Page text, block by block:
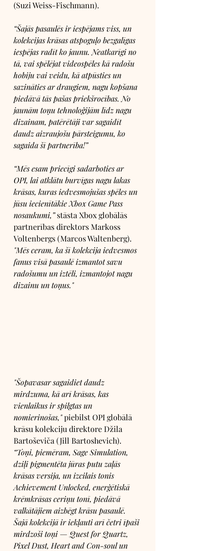
(Suzi Weiss-Fischmann).
“Šajās pasaulēs ir iespējams viss, un
kolekcijas krāsas atspoguļo bezgalīgas
iespējas radīt ko jaunu. Neatkarīgi no
tā, vai spēlējat videospēles kā radošu
hobiju vai veidu, kā atpūsties un
sazināties ar draugiem, nagu kopšana
piedāvā tās pašas priekšrocības. No
jaunām toņu tehnoloģijām līdz nagu
dizainam, patērētāji var sagaidīt
daudz aizraujošu pārsteigumu, ko
sagaida šī partnerība!”
“Mēs esam priecīgi sadarboties ar
OPI, lai atklātu burvīgas nagu lakas
krāsas, kuras iedvesmojušas spēles un
jūsu iecienītākie Xbox Game Pass
nosaukumi,” stāsta Xbox globālās
partnerības direktors Markoss
Voltenbergs (Marcos Waltenberg).
"Mēs ceram, ka šī kolekcija iedvesmos
fanus visā pasaulē izmantot savu
radošumu un iztēli, izmantojot nagu
dizainu un toņus."
"Šopavasar sagaidiet daudz
mirdzuma, kā arī krāsas, kas
vienlaikus ir spilgtas un
nomierinošas," piebilst OPI globālā
krāsu kolekciju direktore Džila
Bartoševiča (Jill Bartoshevich).
“Toņi, piemēram, Sage Simulation,
dziļi pigmentēta jūras putu zaļās
krāsas versija, un izcilais tonis
Achievement Unlocked, enerģētiskā
krēmkrāsas ceriņu tonī, piedāvā
valkātājiem aizbēgt krāsu pasaulē.
Šajā kolekcijā ir iekļauti arī četri īpaši
mirdzoši toņi — Quest for Quartz,
Pixel Dust, Heart and Con-soul un